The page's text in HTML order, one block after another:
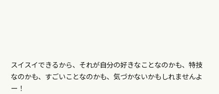
スイスイできるから、それが自分の好きなことなのかも、特技
なのかも、すごいことなのかも、気づかないかもしれませんよ
ー！